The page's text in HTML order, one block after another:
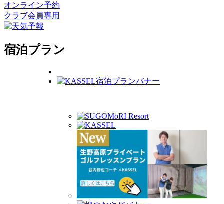
オンライン予約
クラブ会員専用
宿泊プラン